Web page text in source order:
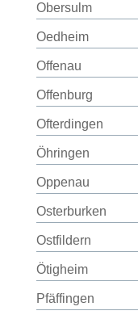
Obersulm
Oedheim
Offenau
Offenburg
Ofterdingen
Öhringen
Oppenau
Osterburken
Ostfildern
Ötigheim
Pfäffingen